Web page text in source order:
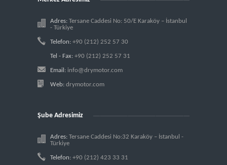
Adres: Tersane Caddesi No: 50/E Karaköy – İstanbul
- Türkiye
Telefon: +90 (212) 252 57 30
Tel - Fax: +90 (212) 252 57 31
Email: info@drymotor.com
Web: drymotor.com
Şube Adresimiz
Adres: Tersane Caddesi No:32 Karaköy – İstanbul -
Türkiye
Telefon: +90 (212) 423 33 31